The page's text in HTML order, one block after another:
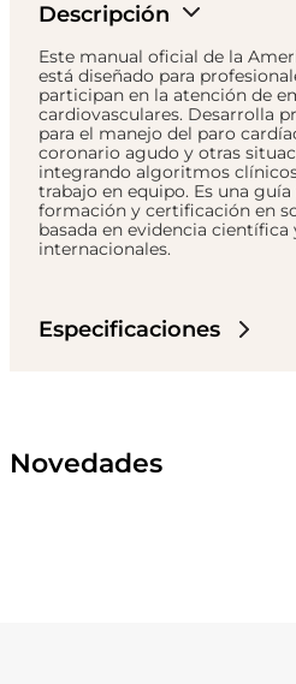
Descripción
Este manual oficial de la
está diseñado para
participan en la atención de
cardiovasculares. Desarrolla
para el manejo del paro
coronario agudo y otras
integrando algoritmos
trabajo en equipo. Es una
formación y certificación en
basada en evidencia científica
internacionales.
Especificaciones
Novedades